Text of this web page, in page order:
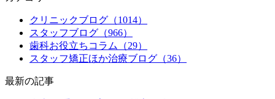
クリニックブログ（1014）
スタッフブログ（966）
歯科お役立ちコラム（29）
スタッフ矯正ほか治療ブログ（36）
最新の記事